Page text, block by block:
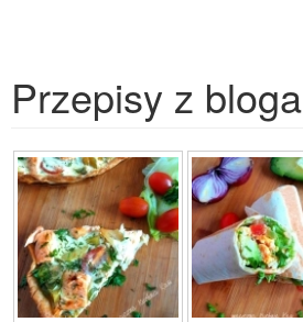
Przepisy z bloga